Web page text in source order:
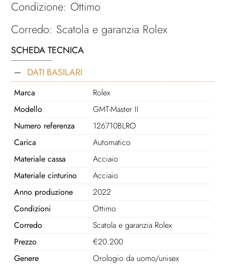
SCHEDA TECNICA
DATI BASILARI
Marca
Rolex
Modello
GMT-Master II
Numero referenza
126710BLRO
Carica
Automatico
Materiale cassa
Acciaio
Materiale cinturino
Acciaio
Anno produzione
2022
Condizioni
Ottimo
Corredo
Scatola e garanzia Rolex
Prezzo
€20.200
Genere
Orologio da uomo/unisex
Condizione: Ottimo
Corredo: Scatola e garanzia Rolex